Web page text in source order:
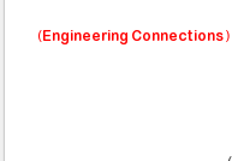
(Engineering Connections)